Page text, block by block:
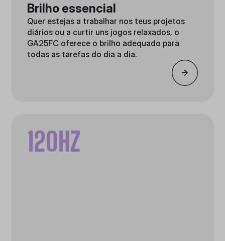
Brilho essencial
Quer estejas a trabalhar nos teus projetos
diários ou a curtir uns jogos relaxados, o
GA25FC oferece o brilho adequado para
todas as tarefas do dia a dia.
120HZ